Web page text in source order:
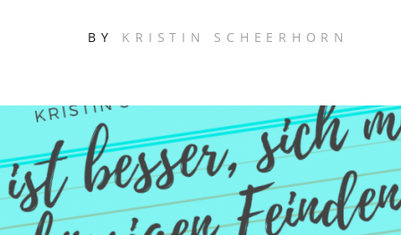
BY KRISTIN SCHEERHORN